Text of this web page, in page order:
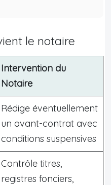
le notaire
Intervention du
Notaire
Rédige éventuellement
un avant-contrat avec
conditions suspensives
Contrôle titres,
registres fonciers,